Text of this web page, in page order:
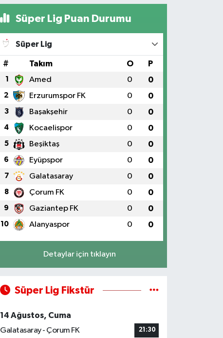
Süper Lig Puan Durumu
Süper Lig
# Takım O P
1 Amed 0 0
2 Erzurumspor FK 0 0
3 Başakşehir 0 0
4 Kocaelispor 0 0
5 Beşiktaş 0 0
6 Eyüpspor 0 0
7 Galatasaray 0 0
8 Çorum FK 0 0
9 Gaziantep FK 0 0
10 Alanyaspor 0 0
Detaylar için tıklayın
Süper Lig Fikstür
14 Ağustos, Cuma
Galatasaray - Çorum FK
21:30